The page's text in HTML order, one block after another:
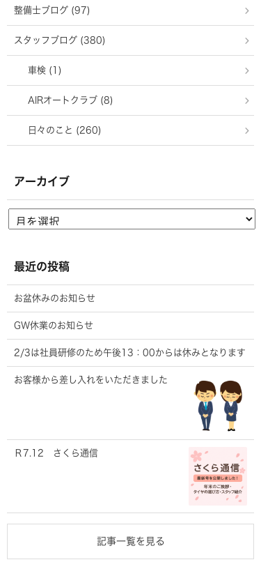
整備士ブログ (97)
スタッフブログ (380)
車検 (1)
AIRオートクラブ (8)
日々のこと (260)
アーカイブ
最近の投稿
お盆休みのお知らせ
GW休業のお知らせ
2/3は社員研修のため午後13：00からは休みとなります
お客様から差し入れをいただきました
Ｒ7.12 さくら通信
記事一覧を見る